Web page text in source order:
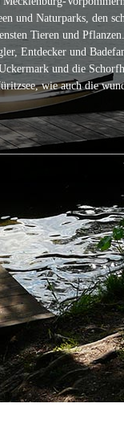
und Naturparks, den
Tieren und
Entdecker und
und die
wie auch die